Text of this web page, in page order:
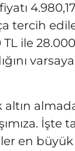
4.980,17
tercih
ile 28.000
altın
İşte
en